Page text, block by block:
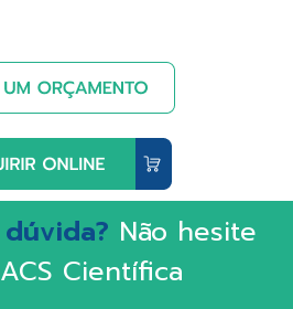
Não hesite
Científica